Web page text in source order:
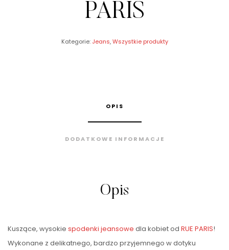
PARIS
Kategorie: Jeans,Wszystkie produkty
OPIS
DODATKOWE INFORMACJE
Opis
Kuszące, wysokie spodenki jeansowe dla kobiet od RUE PARIS!
Wykonane z delikatnego, bardzo przyjemnego w dotyku